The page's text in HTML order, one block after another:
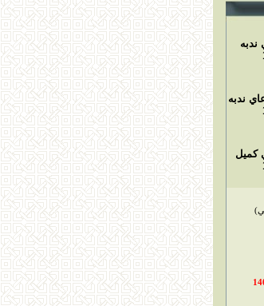
ندبه
ندبه
کميل